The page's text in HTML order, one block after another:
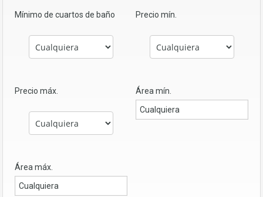
Mínimo de cuartos de baño Precio mín.
Precio máx. Área mín.
Área máx.